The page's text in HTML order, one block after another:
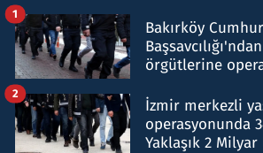
Bakırköy
örgütlerine
1
İzmir merkezli
operasyonunda
Yaklaşık 2
2